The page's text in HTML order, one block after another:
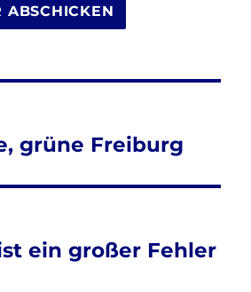
grüne Freiburg
ein großer Fehler